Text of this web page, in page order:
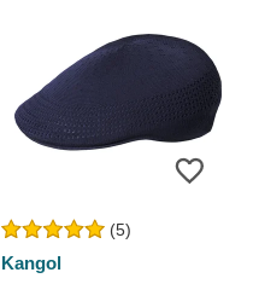
(5)
Kangol